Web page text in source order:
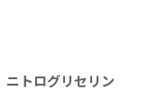
ニトログリセリン